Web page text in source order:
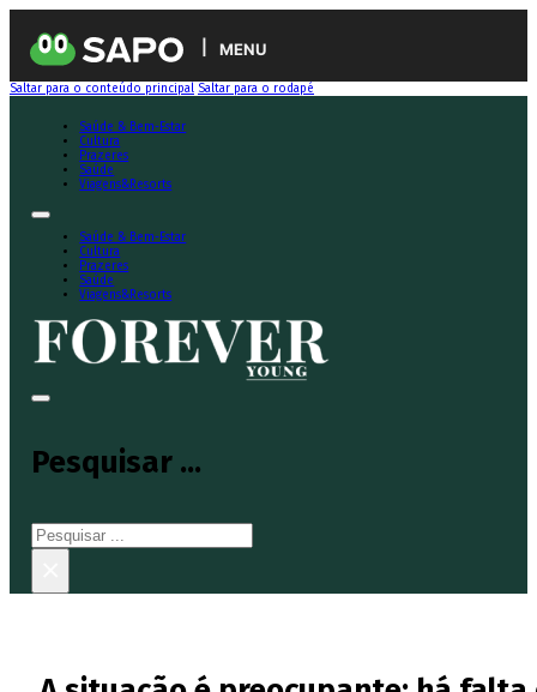
MENU
Saltar para o conteúdo principal Saltar para o rodapé
Saúde & Bem-Estar
Cultura
Prazeres
Saúde
Viagens&Resorts
Saúde & Bem-Estar
Cultura
Prazeres
Saúde
Viagens&Resorts
Pesquisar ...
Pesquisar